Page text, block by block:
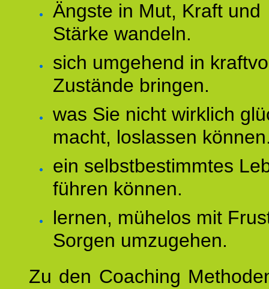
Ängste in Mut, Kraft und
Stärke wandeln.
sich umgehend in
Zustände bringen.
was Sie nicht wirklich
macht, loslassen
ein selbstbestimmtes
führen können.
lernen, mühelos mit
Sorgen umzugehen.
Zu den Coaching